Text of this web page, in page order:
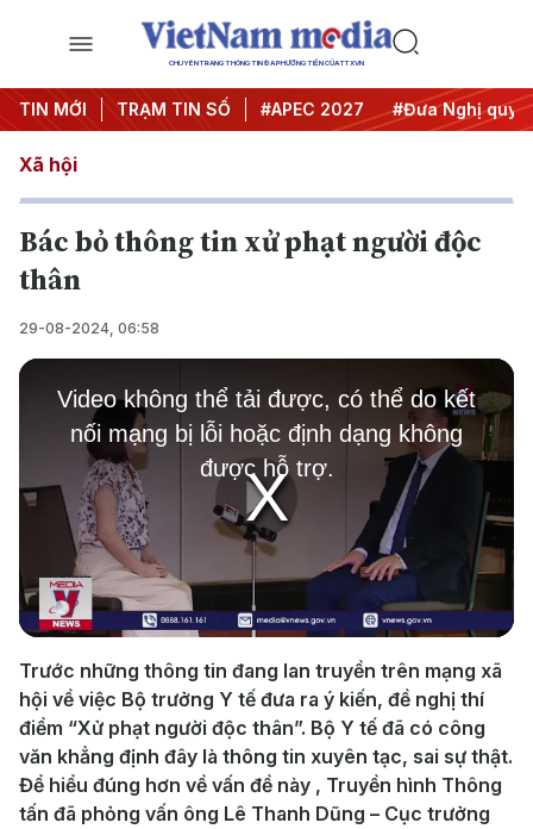
CHUYÊN TRANG THÔNG TIN ĐA PHƯƠNG TIỆN CỦA TTXVN
TIN MỚI TRẠM TIN SỐ
#Hội nghị Trung ương 3 #APEC 2027 #Đưa Nghị quyết
Xã hội
Bác bỏ thông tin xử phạt người độc
thân
29-08-2024, 06:58
Play
Video
This
window.
Video không thể tải được, có thể do kết
nối mạng bị lỗi hoặc định dạng không
được hỗ trợ.
Trước những thông tin đang lan truyền trên mạng xã
hội về việc Bộ trưởng Y tế đưa ra ý kiến, đề nghị thí
điểm “Xử phạt người độc thân”. Bộ Y tế đã có công
văn khẳng định đây là thông tin xuyên tạc, sai sự thật.
Để hiểu đúng hơn về vấn đề này , Truyền hình Thông
tấn đã phỏng vấn ông Lê Thanh Dũng – Cục trưởng